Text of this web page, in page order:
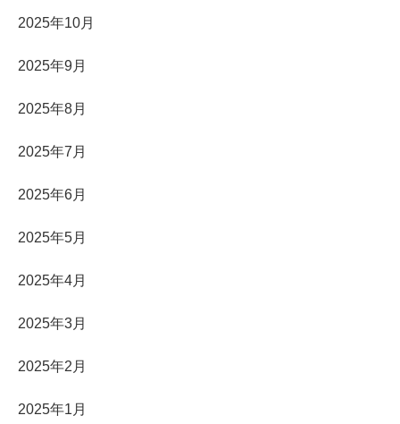
2025年10月
2025年9月
2025年8月
2025年7月
2025年6月
2025年5月
2025年4月
2025年3月
2025年2月
2025年1月